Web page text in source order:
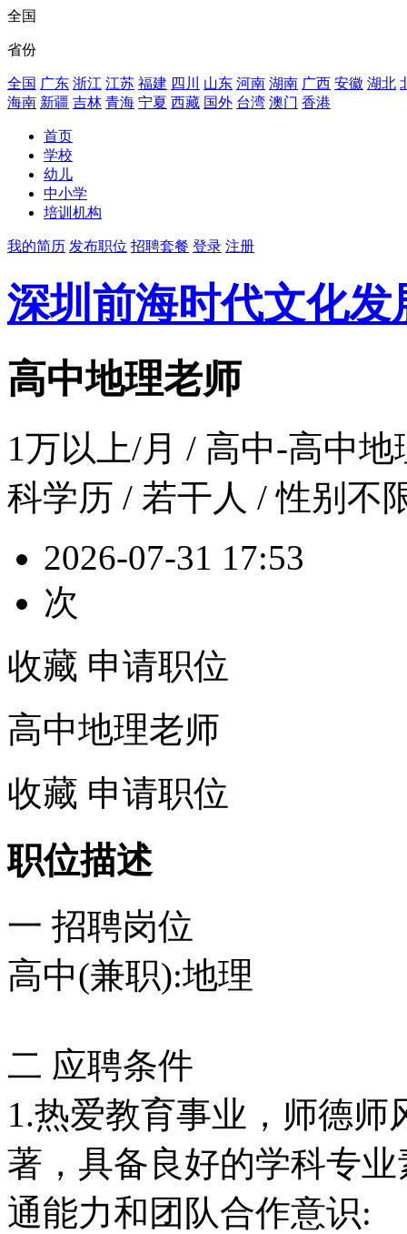
全国
省份
全国 广东 浙江 江苏 福建 四川 山东 河南 湖南 广西 安徽 湖北
海南 新疆 吉林 青海 宁夏 西藏 国外 台湾 澳门 香港
首页
学校
幼儿
中小学
培训机构
我的简历 发布职位 招聘套餐 登录 注册
深圳前海时代文化发
高中地理老师
1万以上/月 / 高中-高中地
科学历 / 若干人 / 性别不
2026-07-31 17:53
次
收藏 申请职位
高中地理老师
收藏 申请职位
职位描述
一 招聘岗位
高中(兼职):地理
二 应聘条件
1.热爱教育事业，师德
著，具备良好的学科专
通能力和团队合作意识: